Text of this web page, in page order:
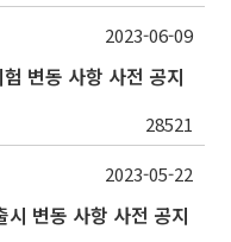
변동 사항 사전 공지
28521
2023-06-09
변동 사항 사전 공지
2023-05-22